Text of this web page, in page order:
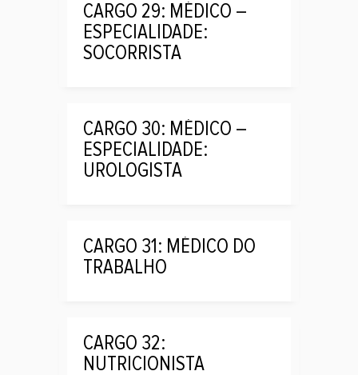
CARGO 29: MÉDICO –
ESPECIALIDADE:
SOCORRISTA
CARGO 30: MÉDICO –
ESPECIALIDADE:
UROLOGISTA
CARGO 31: MÉDICO DO
TRABALHO
CARGO 32:
NUTRICIONISTA